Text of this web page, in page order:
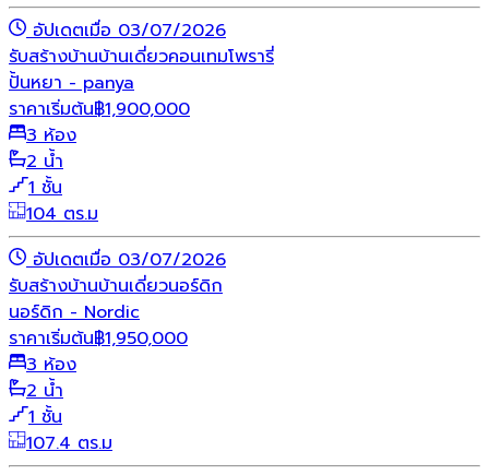
อัปเดตเมื่อ 03/07/2026
รับสร้างบ้านบ้านเดี่ยวคอนเทมโพรารี่
ปั้นหยา - panya
ราคาเริ่มต้น฿1,900,000
3 ห้อง
2 น้ำ
1 ชั้น
104 ตร.ม
อัปเดตเมื่อ 03/07/2026
รับสร้างบ้านบ้านเดี่ยวนอร์ดิก
นอร์ดิก - Nordic
ราคาเริ่มต้น฿1,950,000
3 ห้อง
2 น้ำ
1 ชั้น
107.4 ตร.ม